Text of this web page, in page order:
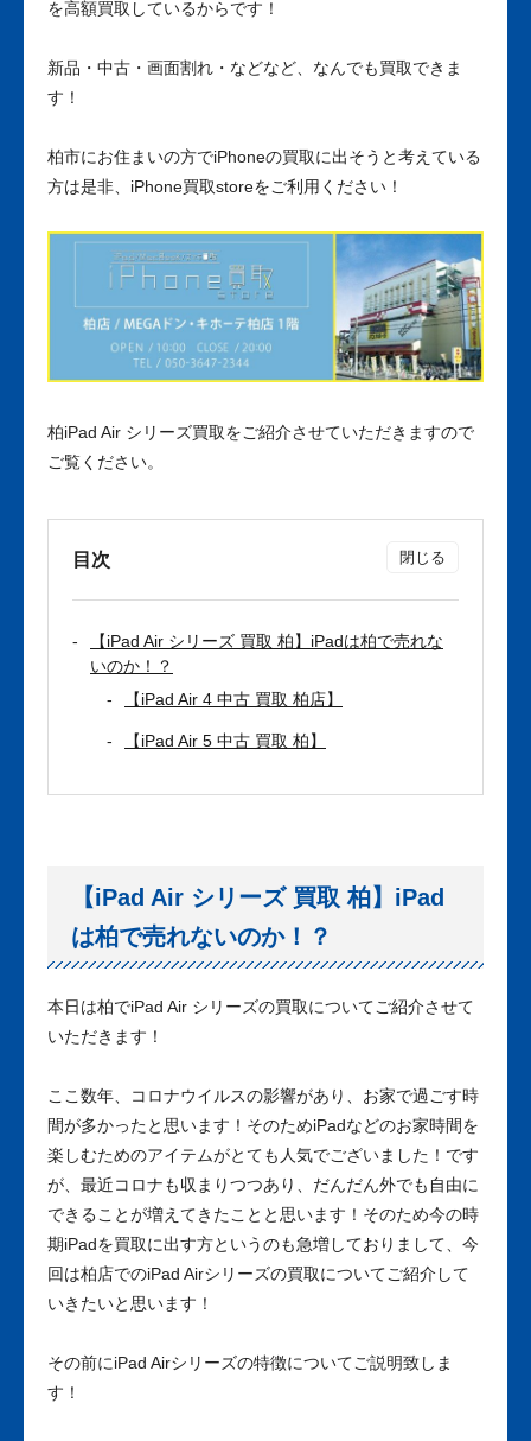
を高額買取しているからです！
新品・中古・画面割れ・などなど、なんでも買取できま
す！
柏市にお住まいの方でiPhoneの買取に出そうと考えている
方は是非、iPhone買取storeをご利用ください！
柏iPad Air シリーズ買取をご紹介させていただきますので
ご覧ください。
目次
【iPad Air シリーズ 買取 柏】iPadは柏で売れな
いのか！？
【iPad Air 4 中古 買取 柏店】
【iPad Air 5 中古 買取 柏】
【iPad Air シリーズ 買取 柏】iPad
は柏で売れないのか！？
本日は柏でiPad Air シリーズの買取についてご紹介させて
いただきます！
ここ数年、コロナウイルスの影響があり、お家で過ごす時
間が多かったと思います！そのためiPadなどのお家時間を
楽しむためのアイテムがとても人気でございました！です
が、最近コロナも収まりつつあり、だんだん外でも自由に
できることが増えてきたことと思います！そのため今の時
期iPadを買取に出す方というのも急増しておりまして、今
回は柏店でのiPad Airシリーズの買取についてご紹介して
いきたいと思います！
その前にiPad Airシリーズの特徴についてご説明致しま
す！